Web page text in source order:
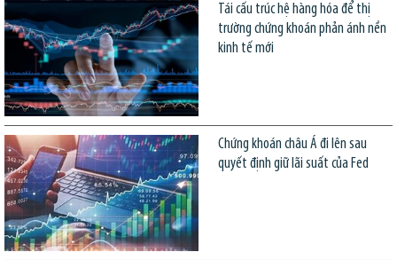
Tái cấu trúc hệ hàng hóa để thị
trường chứng khoán phản ánh nền
kinh tế mới
Chứng khoán châu Á đi lên sau
quyết định giữ lãi suất của Fed